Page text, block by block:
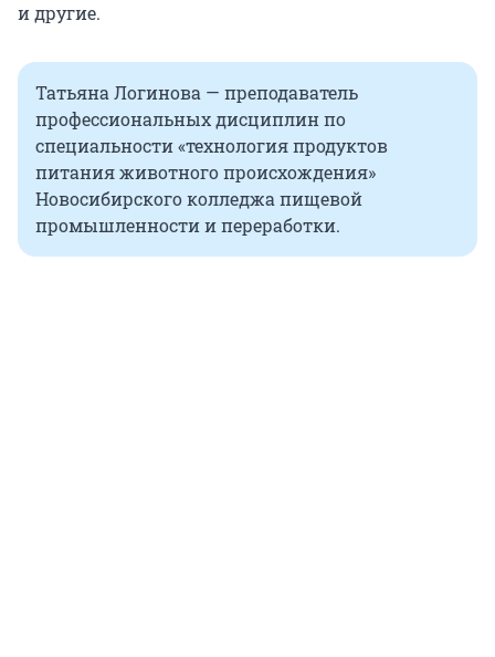
и другие.
Татьяна Логинова — преподаватель
профессиональных дисциплин по
специальности «технология продуктов
питания животного происхождения»
Новосибирского колледжа пищевой
промышленности и переработки.